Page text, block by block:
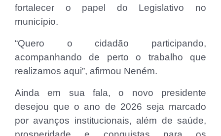
fortalecer o papel do Legislativo no
município.
“Quero o cidadão participando,
acompanhando de perto o trabalho que
realizamos aqui”, afirmou Neném.
Ainda em sua fala, o novo presidente
desejou que o ano de 2026 seja marcado
por avanços institucionais, além de saúde,